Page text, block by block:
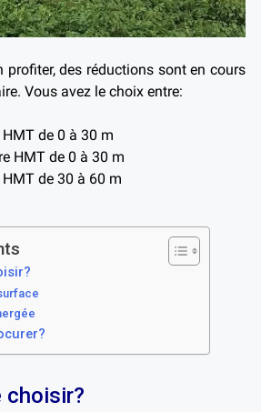
profiter, des réductions sont en cours
Vous avez le choix entre:
de 0 à 30 m
HMT de 0 à 30 m
de 30 à 60 m
choisir?